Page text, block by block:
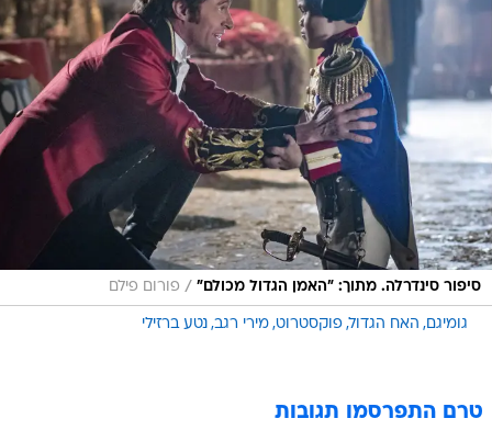
סיפור סינדרלה. מתוך: "האמן הגדול מכולם" / פורום פילם
גומיגם האח הגדול פוקסטרוט מירי רגב נטע ברזילי
טרם התפרסמו תגובות